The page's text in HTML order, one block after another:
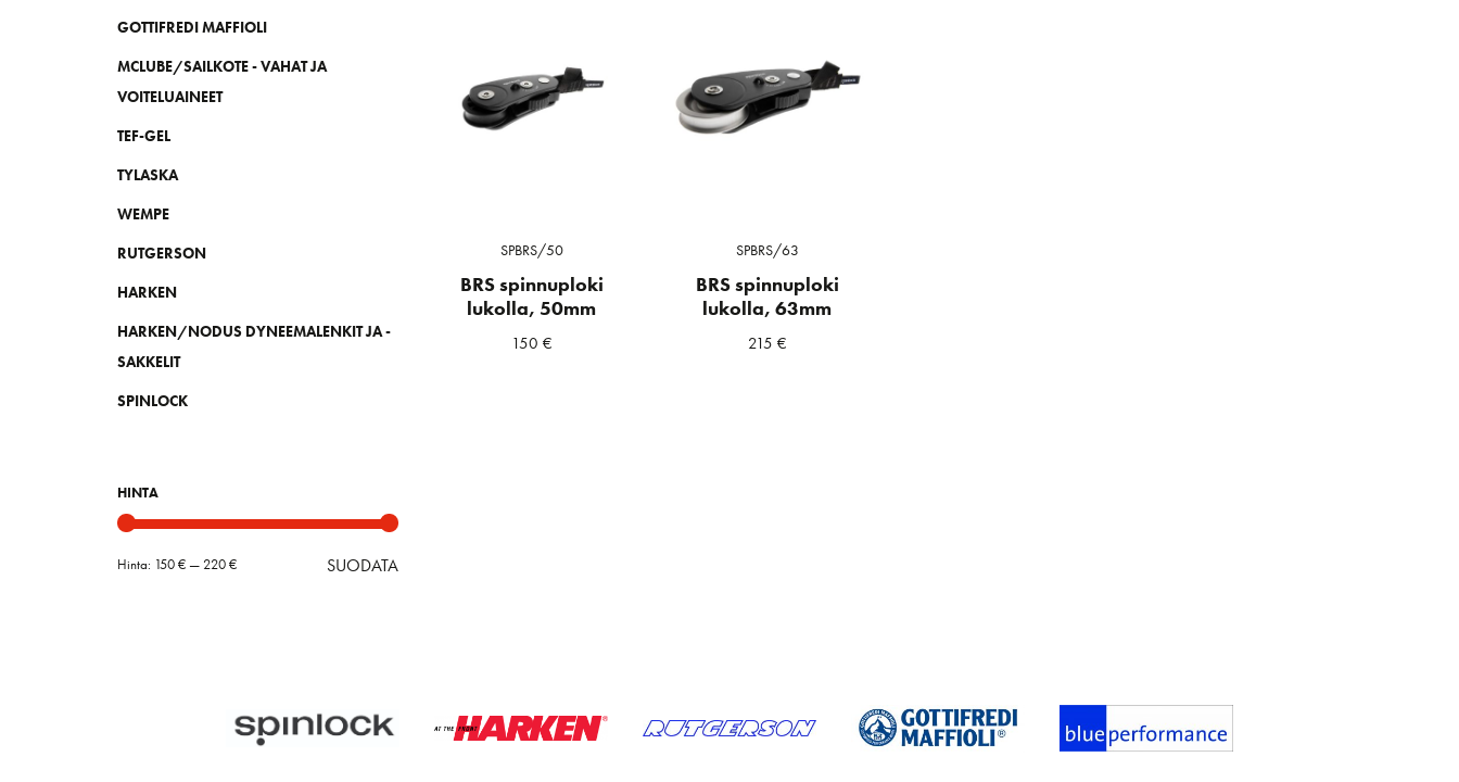
GOTTIFREDI MAFFIOLI
MCLUBE/SAILKOTE - VAHAT JA
VOITELUAINEET
TEF-GEL
TYLASKA
WEMPE
RUTGERSON
HARKEN
HARKEN/NODUS DYNEEMALENKIT JA -
SAKKELIT
SPINLOCK
HINTA
Minimihinta
Maksimihinta
SUODATA
Hinta: 150 €— 220 €
SPBRS/50
BRS spinnuploki
lukolla, 50mm
150 €
SPBRS/63
BRS spinnuploki
lukolla, 63mm
215 €